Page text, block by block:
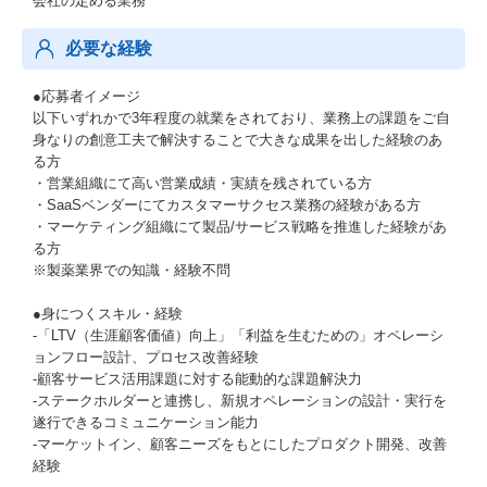
必要な経験
●応募者イメージ
以下いずれかで3年程度の就業をされており、業務上の課題をご自
身なりの創意工夫で解決することで大きな成果を出した経験のあ
る方
・営業組織にて高い営業成績・実績を残されている方
・SaaSベンダーにてカスタマーサクセス業務の経験がある方
・マーケティング組織にて製品/サービス戦略を推進した経験があ
る方
※製薬業界での知識・経験不問
●身につくスキル・経験
-「LTV（生涯顧客価値）向上」「利益を生むための」オペレーシ
ョンフロー設計、プロセス改善経験
-顧客サービス活用課題に対する能動的な課題解決力
-ステークホルダーと連携し、新規オペレーションの設計・実行を
遂行できるコミュニケーション能力
-マーケットイン、顧客ニーズをもとにしたプロダクト開発、改善
経験